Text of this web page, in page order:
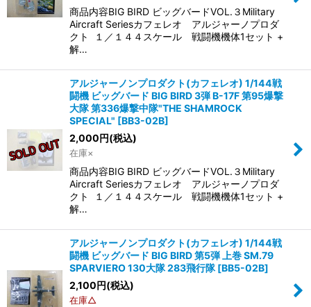
商品内容BIG BIRD ビッグバードVOL.３Military
Aircraft Seriesカフェレオ アルジャーノプロダ
クト １／１４４スケール 戦闘機機体1セット +
解…
アルジャーノンプロダクト(カフェレオ) 1/144戦
闘機 ビッグバード BIG BIRD 3弾 B-17F 第95爆撃
大隊 第336爆撃中隊"THE SHAMROCK
SPECIAL" [BB3-02B]
2,000円(税込)
在庫×
商品内容BIG BIRD ビッグバードVOL.３Military
Aircraft Seriesカフェレオ アルジャーノプロダ
クト １／１４４スケール 戦闘機機体1セット +
解…
アルジャーノンプロダクト(カフェレオ) 1/144戦
闘機 ビッグバード BIG BIRD 第5弾 上巻 SM.79
SPARVIERO 130大隊 283飛行隊 [BB5-02B]
2,100円(税込)
在庫△